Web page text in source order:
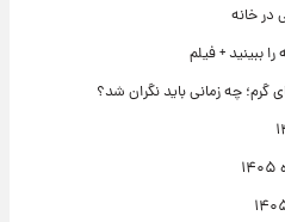
در خانه
ببینید + فیلم
گرم؛ چه زمانی باید نگران شد؟